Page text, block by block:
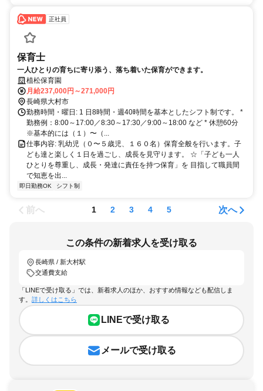
正社員
保育士
一人ひとりの育ちに寄り添う、落ち着いた保育ができます。
植松保育園
月給237,000円～271,000円
長崎県大村市
勤務時間・曜日: 1 日8時間・週40時間を基本としたシフト制です。 *
勤務例：8:00～17:00／8:30～17:30／9:00～18:00 など * 休憩60分
※基本的には（１）〜（...
仕事内容: 乳幼児（０〜５歳児、１６０名）保育全般を行います。子
ども達と楽しく１日を過ごし、成長を見守ります。 ☆「子ども一人
ひとりを尊重し、成長・発達に責任を持つ保育」を 目指して職員間
で知恵を出...
即日勤務OK シフト制
前へ 1 2 3 4 5 次へ
この条件の新着求人を受け取る
長崎県 / 新大村駅
交通費支給
「LINEで受け取る」では、新着求人のほか、おすすめ情報なども配信しま
す。 詳しくはこちら
LINEで受け取る
メールで受け取る